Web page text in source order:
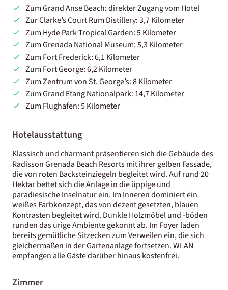
Zum Grand Anse Beach: direkter Zugang vom Hotel
Zur Clarke’s Court Rum Distillery: 3,7 Kilometer
Zum Hyde Park Tropical Garden: 5 Kilometer
Zum Grenada National Museum: 5,3 Kilometer
Zum Fort Frederick: 6,1 Kilometer
Zum Fort George: 6,2 Kilometer
Zum Zentrum von St. George’s: 8 Kilometer
Zum Grand Etang Nationalpark: 14,7 Kilometer
Zum Flughafen: 5 Kilometer
Hotelausstattung
Klassisch und charmant präsentieren sich die Gebäude des
Radisson Grenada Beach Resorts mit ihrer gelben Fassade,
die von roten Backsteinziegeln begleitet wird. Auf rund 20
Hektar bettet sich die Anlage in die üppige und
paradiesische Inselnatur ein. Im Inneren dominiert ein
weißes Farbkonzept, das von dezent gesetzten, blauen
Kontrasten begleitet wird. Dunkle Holzmöbel und -böden
runden das urige Ambiente gekonnt ab. Im Foyer laden
bereits gemütliche Sitzecken zum Verweilen ein, die sich
gleichermaßen in der Gartenanlage fortsetzen. WLAN
empfangen alle Gäste darüber hinaus kostenfrei.
Zimmer